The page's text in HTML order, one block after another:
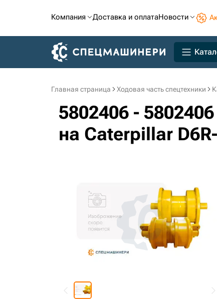
Компания Доставка и оплатаНовости
Главная страница Ходовая часть спецтехники
5802406 -
на Caterpillar